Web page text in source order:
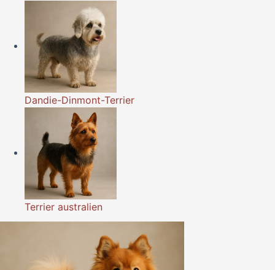
Dandie-Dinmont-Terrier
Terrier australien